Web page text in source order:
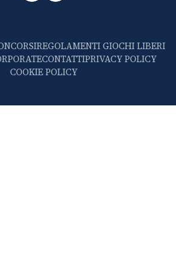
REGOLAMENTI GIOCHI LIBERI
CONTATTIPRIVACY POLICY
COOKIE POLICY